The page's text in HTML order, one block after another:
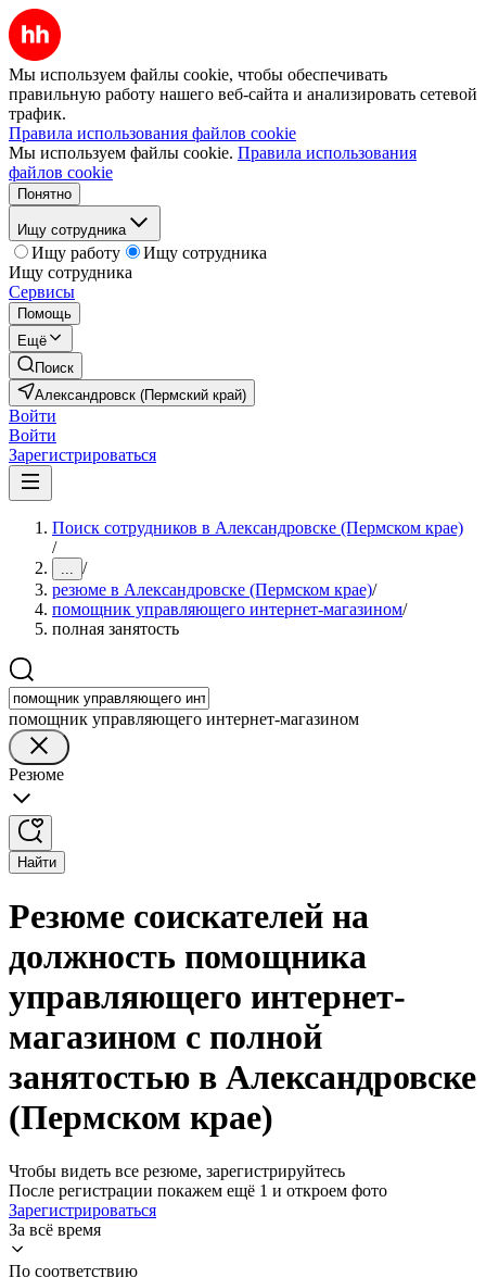
Мы используем файлы cookie, чтобы обеспечивать
правильную работу нашего веб-сайта и анализировать сетевой
трафик.
Правила использования файлов cookie
Мы используем файлы cookie. Правила использования
файлов cookie
Понятно
Ищу сотрудника
Ищу работу
Ищу сотрудника
Ищу сотрудника
Сервисы
Помощь
Ещё
Поиск
Александровск (Пермский край)
Войти
Войти
Зарегистрироваться
Поиск сотрудников в Александровске (Пермском крае)
/
... /
резюме в Александровске (Пермском крае)/
помощник управляющего интернет-магазином/
полная занятость
помощник управляющего интернет-магазином
Резюме
Найти
Резюме соискателей на
должность помощника
управляющего интернет-
магазином с полной
занятостью в Александровске
(Пермском крае)
Чтобы видеть все резюме, зарегистрируйтесь
После регистрации покажем ещё 1 и откроем фото
Зарегистрироваться
За всё время
По соответствию